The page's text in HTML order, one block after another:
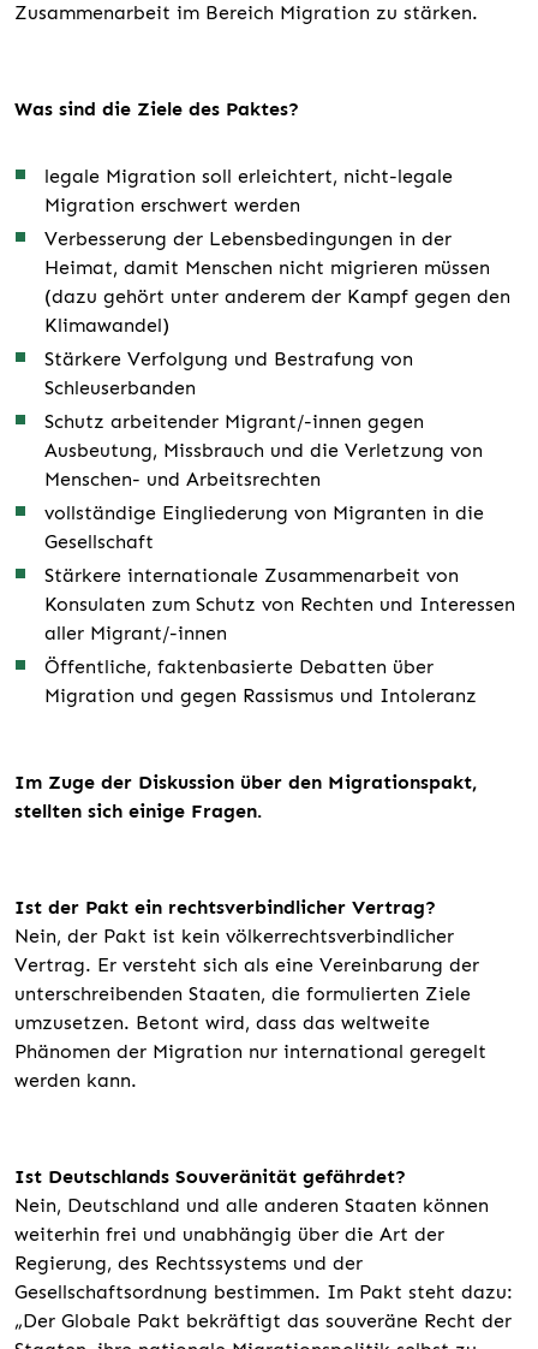
Zusammenarbeit im Bereich Migration zu stärken.
Was sind die Ziele des Paktes?
legale Migration soll erleichtert, nicht-legale
Migration erschwert werden
Verbesserung der Lebensbedingungen in der
Heimat, damit Menschen nicht migrieren müssen
(dazu gehört unter anderem der Kampf gegen den
Klimawandel)
Stärkere Verfolgung und Bestrafung von
Schleuserbanden
Schutz arbeitender Migrant/-innen gegen
Ausbeutung, Missbrauch und die Verletzung von
Menschen- und Arbeitsrechten
vollständige Eingliederung von Migranten in die
Gesellschaft
Stärkere internationale Zusammenarbeit von
Konsulaten zum Schutz von Rechten und Interessen
aller Migrant/-innen
Öffentliche, faktenbasierte Debatten über
Migration und gegen Rassismus und Intoleranz
Im Zuge der Diskussion über den Migrationspakt,
stellten sich einige Fragen.
Ist der Pakt ein rechtsverbindlicher Vertrag?
Nein, der Pakt ist kein völkerrechtsverbindlicher
Vertrag. Er versteht sich als eine Vereinbarung der
unterschreibenden Staaten, die formulierten Ziele
umzusetzen. Betont wird, dass das weltweite
Phänomen der Migration nur international geregelt
werden kann.
Ist Deutschlands Souveränität gefährdet?
Nein, Deutschland und alle anderen Staaten können
weiterhin frei und unabhängig über die Art der
Regierung, des Rechtssystems und der
Gesellschaftsordnung bestimmen. Im Pakt steht dazu:
„Der Globale Pakt bekräftigt das souveräne Recht der